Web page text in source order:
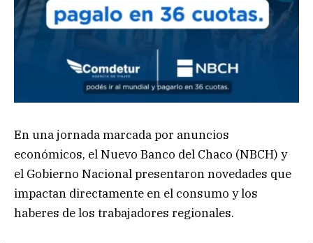
En una jornada marcada por anuncios
económicos, el Nuevo Banco del Chaco (NBCH) y
el Gobierno Nacional presentaron novedades que
impactan directamente en el consumo y los
haberes de los trabajadores regionales.